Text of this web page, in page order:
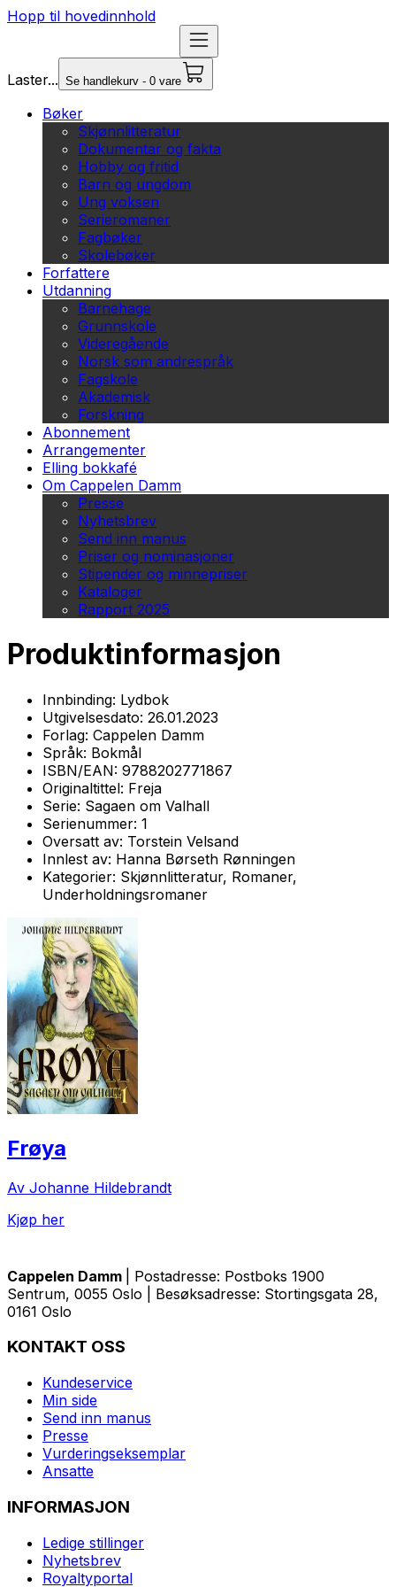
Hopp til hovedinnhold
Laster... Se handlekurv - 0 vare
Bøker
Skjønnlitteratur
Dokumentar og fakta
Hobby og fritid
Barn og ungdom
Ung voksen
Serieromaner
Fagbøker
Skolebøker
Forfattere
Utdanning
Barnehage
Grunnskole
Videregående
Norsk som andrespråk
Fagskole
Akademisk
Forskning
Abonnement
Arrangementer
Elling bokkafé
Om Cappelen Damm
Presse
Nyhetsbrev
Send inn manus
Priser og nominasjoner
Stipender og minnepriser
Kataloger
Rapport 2025
Produktinformasjon
Innbinding: Lydbok
Utgivelsesdato: 26.01.2023
Forlag: Cappelen Damm
Språk: Bokmål
ISBN/EAN: 9788202771867
Originaltittel: Freja
Serie: Sagaen om Valhall
Serienummer: 1
Oversatt av: Torstein Velsand
Innlest av: Hanna Børseth Rønningen
Kategorier: Skjønnlitteratur, Romaner,
Underholdningsromaner
Frøya
Av Johanne Hildebrandt
Kjøp her
Cappelen Damm
| Postadresse: Postboks 1900
Sentrum, 0055 Oslo | Besøksadresse: Stortingsgata 28,
0161 Oslo
KONTAKT OSS
Kundeservice
Min side
Send inn manus
Presse
Vurderingseksemplar
Ansatte
INFORMASJON
Ledige stillinger
Nyhetsbrev
Royaltyportal